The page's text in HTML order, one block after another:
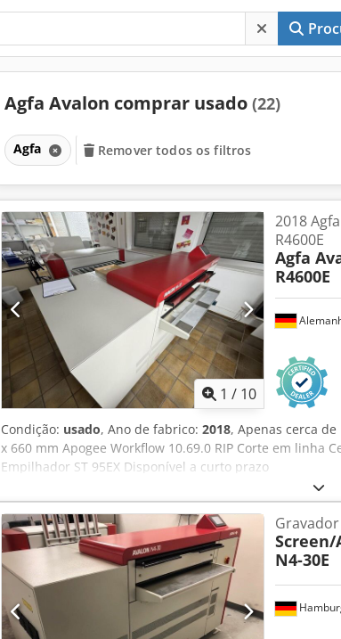
Agfa Avalon comprar usado (22)
Agfa Remover todos os filtros
1 / 10
2018
R4600E
Agfa
R4600E
Condição: usado, Ano de fabrico: 2018, Apenas cerca
x 660 mm Apogee Workflow 10.69.0 RIP Corte em linha
Empilhador ST 95EX Disponível a curto prazo
Screen/
N4-30E